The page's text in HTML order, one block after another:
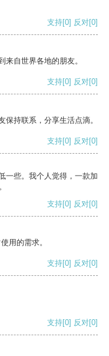
支持[0] 反对[0]
来自世界各地的朋友。
支持[0] 反对[0]
持联系，分享生活点滴。
支持[0] 反对[0]
一些。我个人觉得，一款加
支持[0] 反对[0]
用的需求。
支持[0] 反对[0]
支持[0] 反对[0]